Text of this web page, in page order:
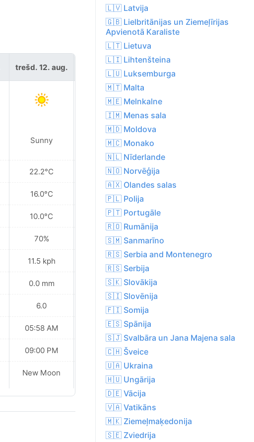
trešd. 12. aug.
Sunny
22.2°C
16.0°C
10.0°C
70%
11.5 kph
0.0 mm
6.0
05:58 AM
09:00 PM
New Moon
ceturtd. 13.
aug.
Sunny
24.2°C
17.7°C
11.2°C
63%
8.6 kph
0.0 mm
6.0
06:00 AM
08:58 PM
🇱🇻 Latvija
🇬🇧 Lielbritānijas un Ziemeļīrijas
Apvienotā Karaliste
🇱🇹 Lietuva
🇱🇮 Lihtenšteina
🇱🇺 Luksemburga
🇲🇹 Malta
🇲🇪 Melnkalne
🇮🇲 Menas sala
🇲🇩 Moldova
🇲🇨 Monako
🇳🇱 Nīderlande
🇳🇴 Norvēģija
🇦🇽 Olandes salas
🇵🇱 Polija
🇵🇹 Portugāle
🇷🇴 Rumānija
🇸🇲 Sanmarīno
🇷🇸 Serbia and Montenegro
🇷🇸 Serbija
🇸🇰 Slovākija
🇸🇮 Slovēnija
🇫🇮 Somija
🇪🇸 Spānija
🇸🇯 Svalbāra un Jana Majena sala
🇨🇭 Šveice
🇺🇦 Ukraina
🇭🇺 Ungārija
🇩🇪 Vācija
🇻🇦 Vatikāns
🇲🇰 Ziemeļmaķedonija
🇸🇪 Zviedrija